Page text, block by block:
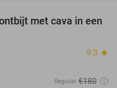
48%
met cava in een
9.3 star
Regulier €180